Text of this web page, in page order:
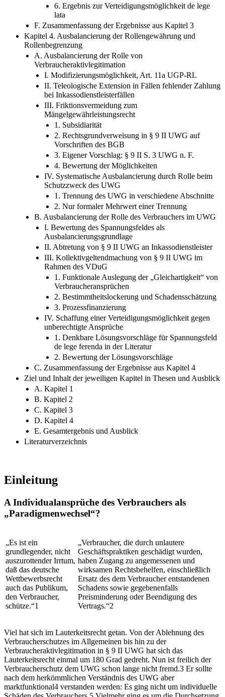
6. Ergebnis zur Verteidigungsmöglichkeit de lege
lata
F. Zusammenfassung der Ergebnisse aus Kapitel 3
Kapitel 4. Ausbalancierung der Rollengewährung und
Rollenbegrenzung
A. Ausbalancierung der Rolle von
Verbraucheraktivlegitimation
I. Modifizierungsmöglichkeit, Art. 11a UGP-RL
II. Teleologische Extension in Fällen fehlender Zahlung
bei Inkassodienstleisterfällen
III. Friktionsvermeidung zum
Mängelgewährleistungsrecht
1. Subsidiarität
2. Rechtsgrundverweisung in § 9 II UWG auf
Vorschriften des BGB
3. Eigener Vorschlag: § 9 II S. 3 UWG n. F.
4. Bewertung der Möglichkeiten
IV. Systematische Ausbalancierung durch Rolle beim
Schutzzweck des UWG
1. Trennung des UWG in verschiedene Abschnitte
2. Nur formaler Mehrwert einer Trennung
B. Ausbalancierung der Rolle des Verbrauchers im UWG
I. Bewertung des Spannungsfeldes als
Ausbalancierungsgrundlage
II. Abtretung von § 9 II UWG an Inkassodienstleister
III. Kollektivgeltendmachung von § 9 II UWG im
Rahmen des VDuG
1. Funktionale Auslegung der „Gleichartigkeit“ von
Verbraucheransprüchen
2. Bestimmtheitslockerung und Schadensschätzung
3. Prozessfinanzierung
IV. Schaffung einer Verteidigungsmöglichkeit gegen
unberechtigte Ansprüche
1. Denkbare Lösungsvorschläge für Spannungsfeld
de lege ferenda in der Literatur
2. Bewertung der Lösungsvorschläge
C. Zusammenfassung der Ergebnisse aus Kapitel 4
Ziel und Inhalt der jeweiligen Kapitel in Thesen und Ausblick
A. Kapitel 1
B. Kapitel 2
C. Kapitel 3
D. Kapitel 4
E. Gesamtergebnis und Ausblick
Literaturverzeichnis
Einleitung
A Individualansprüche des Verbrauchers als
„Paradigmenwechsel“?
„Es ist ein
grundlegender, nicht
auszurottender Irrtum,
daß das deutsche
Wettbewerbsrecht
auch das Publikum,
den Verbraucher,
schütze.“1
„Verbraucher, die durch unlautere
Geschäftspraktiken geschädigt wurden,
haben Zugang zu angemessenen und
wirksamen Rechtsbehelfen, einschließlich
Ersatz des dem Verbraucher entstandenen
Schadens sowie gegebenenfalls
Preisminderung oder Beendigung des
Vertrags.“2
Viel hat sich im Lauterkeitsrecht getan. Von der Ablehnung des
Verbraucherschutzes im Allgemeinen bis hin zu der
Verbraucheraktivlegitimation in § 9 II UWG hat sich das
Lauterkeitsrecht einmal um 180 Grad gedreht. Nun ist freilich der
Verbraucherschutz dem UWG schon lange nicht fremd.3 Er sollte
nach dem herkömmlichen Verständnis des UWG aber
marktfunktional4 verstanden werden: Es ging nicht um individuelle